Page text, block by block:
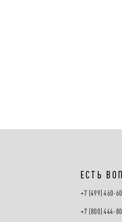
ЕСТЬ
+7 (499) 460-
+7 (800) 444-